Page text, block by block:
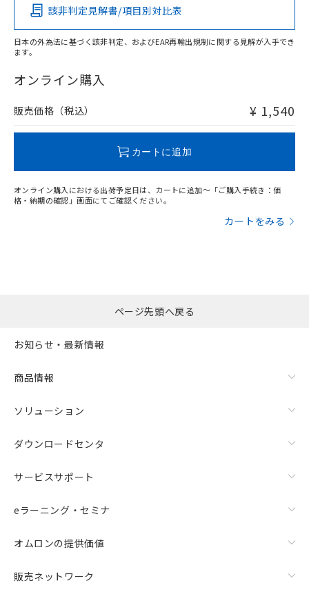
O
在庫等で未対応品が混在する可能性があります。
問い合わせください。
該非判定見解書/項目別対比表
日本の外為法に基づく該非判定、およびEAR再輸出規制に関する見解が入手でき
ます。
オンライン購入
販売価格（税込） ¥ 1,540
カートに追加
オンライン購入における出荷予定日は、カートに追加～「ご購入手続き：価
格・納期の確認」画面にてご確認ください。
カートをみる
ページ先頭へ戻る
お知らせ・最新情報
商品情報
ソリューション
ダウンロードセンタ
サービスサポート
eラーニング・セミナ
オムロンの提供価値
販売ネットワーク